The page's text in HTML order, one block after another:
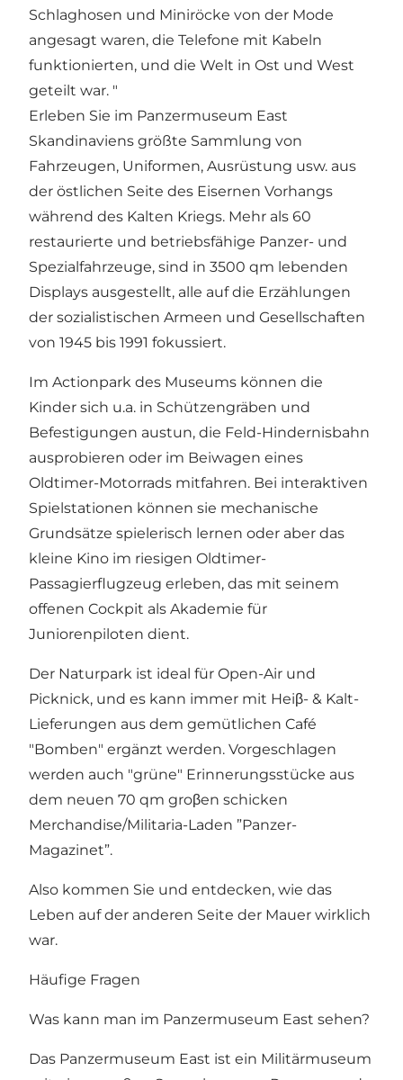
Schlaghosen und Miniröcke von der Mode
angesagt waren, die Telefone mit Kabeln
funktionierten, und die Welt in Ost und West
geteilt war. "
Erleben Sie im Panzermuseum East
Skandinaviens größte Sammlung von
Fahrzeugen, Uniformen, Ausrüstung usw. aus
der östlichen Seite des Eisernen Vorhangs
während des Kalten Kriegs. Mehr als 60
restaurierte und betriebsfähige Panzer- und
Spezialfahrzeuge, sind in 3500 qm lebenden
Displays ausgestellt, alle auf die Erzählungen
der sozialistischen Armeen und Gesellschaften
von 1945 bis 1991 fokussiert.
Im Actionpark des Museums können die
Kinder sich u.a. in Schützengräben und
Befestigungen austun, die Feld-Hindernisbahn
ausprobieren oder im Beiwagen eines
Oldtimer-Motorrads mitfahren. Bei interaktiven
Spielstationen können sie mechanische
Grundsätze spielerisch lernen oder aber das
kleine Kino im riesigen Oldtimer-
Passagierflugzeug erleben, das mit seinem
offenen Cockpit als Akademie für
Juniorenpiloten dient.
Der Naturpark ist ideal für Open-Air und
Picknick, und es kann immer mit Heiβ- & Kalt-
Lieferungen aus dem gemütlichen Café
"Bomben" ergänzt werden. Vorgeschlagen
werden auch "grüne" Erinnerungsstücke aus
dem neuen 70 qm groβen schicken
Merchandise/Militaria-Laden ”Panzer-
Magazinet”.
Also kommen Sie und entdecken, wie das
Leben auf der anderen Seite der Mauer wirklich
war.
Häufige Fragen
Was kann man im Panzermuseum East sehen?
Das Panzermuseum East ist ein Militärmuseum